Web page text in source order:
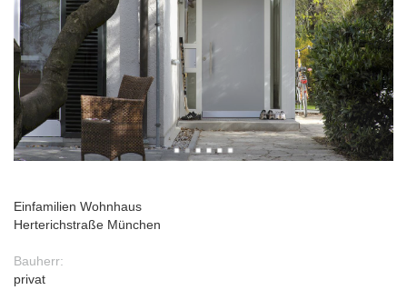
Einfamilien Wohnhaus
Herterichstraße München
Bauherr:
privat